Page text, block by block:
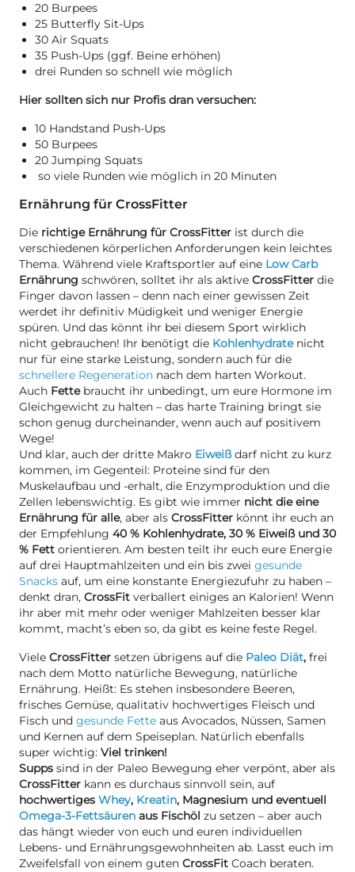
20 Burpees
25 Butterfly Sit-Ups
30 Air Squats
35 Push-Ups (ggf. Beine erhöhen)
drei Runden so schnell wie möglich
Hier sollten sich nur Profis dran versuchen:
10 Handstand Push-Ups
50 Burpees
20 Jumping Squats
so viele Runden wie möglich in 20 Minuten
Ernährung für CrossFitter
Die richtige Ernährung für CrossFitter ist durch die
verschiedenen körperlichen Anforderungen kein leichtes
Thema. Während viele Kraftsportler auf eine Low Carb
Ernährung schwören, solltet ihr als aktive CrossFitter die
Finger davon lassen – denn nach einer gewissen Zeit
werdet ihr definitiv Müdigkeit und weniger Energie
spüren. Und das könnt ihr bei diesem Sport wirklich
nicht gebrauchen! Ihr benötigt die Kohlenhydratenicht
nur für eine starke Leistung, sondern auch für die
schnellere Regeneration nach dem harten Workout.
Auch Fettebraucht ihr unbedingt, um eure Hormone im
Gleichgewicht zu halten – das harte Training bringt sie
schon genug durcheinander, wenn auch auf positivem
Wege!
Und klar, auch der dritte Makro Eiweißdarf nicht zu kurz
kommen, im Gegenteil: Proteine sind für den
Muskelaufbau und -erhalt, die Enzymproduktion und die
Zellen lebenswichtig. Es gibt wie immer nicht die eine
Ernährung für alle, aber als CrossFitter könnt ihr euch an
der Empfehlung 40 % Kohlenhydrate, 30 % Eiweiß und 30
% Fett orientieren. Am besten teilt ihr euch eure Energie
auf drei Hauptmahlzeiten und ein bis zwei gesunde
Snacks auf, um eine konstante Energiezufuhr zu haben –
denkt dran, CrossFit verballert einiges an Kalorien! Wenn
ihr aber mit mehr oder weniger Mahlzeiten besser klar
kommt, macht’s eben so, da gibt es keine feste Regel.
Viele CrossFitter setzen übrigens auf die Paleo Diät, frei
nach dem Motto natürliche Bewegung, natürliche
Ernährung. Heißt: Es stehen insbesondere Beeren,
frisches Gemüse, qualitativ hochwertiges Fleisch und
Fisch und gesunde Fette aus Avocados, Nüssen, Samen
und Kernen auf dem Speiseplan. Natürlich ebenfalls
super wichtig: Viel trinken!
Supps sind in der Paleo Bewegung eher verpönt, aber als
CrossFitter kann es durchaus sinnvoll sein, auf
hochwertiges Whey, Kreatin, Magnesium und eventuell
Omega-3-Fettsäuren aus Fischöl zu setzen – aber auch
das hängt wieder von euch und euren individuellen
Lebens- und Ernährungsgewohnheiten ab. Lasst euch im
Zweifelsfall von einem guten CrossFit Coach beraten.